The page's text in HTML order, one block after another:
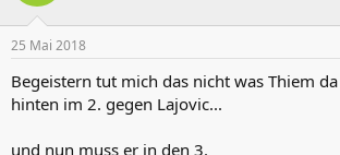
25 Mai 2018
Begeistern tut mich das nicht was Thiem
hinten im 2. gegen Lajovic...
und nun muss er in den 3.